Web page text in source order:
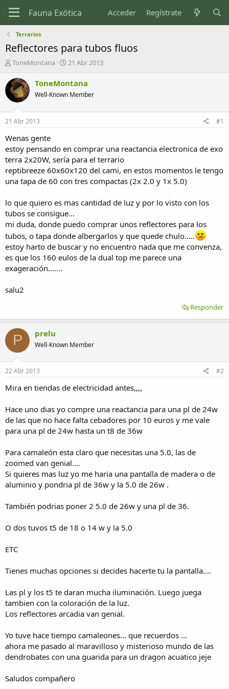
Acceder Regístrate
Terrarios
Reflectores para tubos fluos
I
i
c
i
d
o
r
d
e
l
t
e
a
ToneMontana
F
c
a
c
i
o
21 Abr 2013
ToneMontana
Well-Known Member
21 Abr 2013 #1
Wenas gente
estoy pensando en comprar una reactancia electronica de exo
terra 2x20W, sería para el terrario
reptibreeze 60x60x120 del cami, en estos momentos le tengo
una tapa de 60 con tres compactas (2x 2.0 y 1x 5.0)
lo que quiero es mas cantidad de luz y por lo visto con los
tubos se consigue...
mi duda, donde puedo comprar unos reflectores para los
tubos, o tapa donde albergarlos y que quede chulo.....
estoy harto de buscar y no encuentro nada que me convenza,
es que los 160 eulos de la dual top me parece una
exageración.......
salu2
Responder
P prelu
Well-Known Member
22 Abr 2013 #2
Mira en tiendas de electricidad antes,,,,
Hace uno dias yo compre una reactancia para una pl de 24w
de las que no hace falta cebadores por 10 euros y me vale
para una pl de 24w hasta un t8 de 36w
Para camaleón esta claro que necesitas una 5.0, las de
zoomed van genial....
Si quieres mas luz yo me haria una pantalla de madera o de
aluminio y pondria pl de 36w y la 5.0 de 26w .
También podrias poner 2 5.0 de 26w y una pl de 36.
O dos tuvos t5 de 18 o 14 w y la 5.0
ETC
Tienes muchas opciones si decides hacerte tu la pantalla....
Las pl y los t5 te daran mucha iluminación. Luego juega
tambien con la coloración de la luz.
Los reflectores arcadia van genial.
Yo tuve hace tiempo camaleones... que recuerdos ...
ahora me pasado al maravilloso y misterioso mundo de las
dendrobates con una guarida para un dragon acuatico jeje
Saludos compañero